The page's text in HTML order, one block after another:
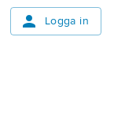
Logga in